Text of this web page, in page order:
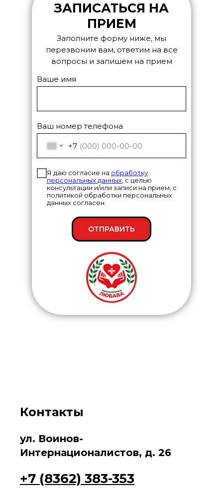
ЗАПИСАТЬСЯ НА
ПРИЕМ
Ваше имя
Ваш номер телефона
+7
Я даю согласие на обработку
персональных данных, с целью
консультации и/или записи на прием, с
политикой обработки персональных
данных согласен.
ОТПРАВИТЬ
Заполните форму ниже, мы
перезвоним вам, ответим на все
вопросы и запишем на прием
Контакты
ул. Воинов-
Интернационалистов, д. 26
+7 (8362) 383-353